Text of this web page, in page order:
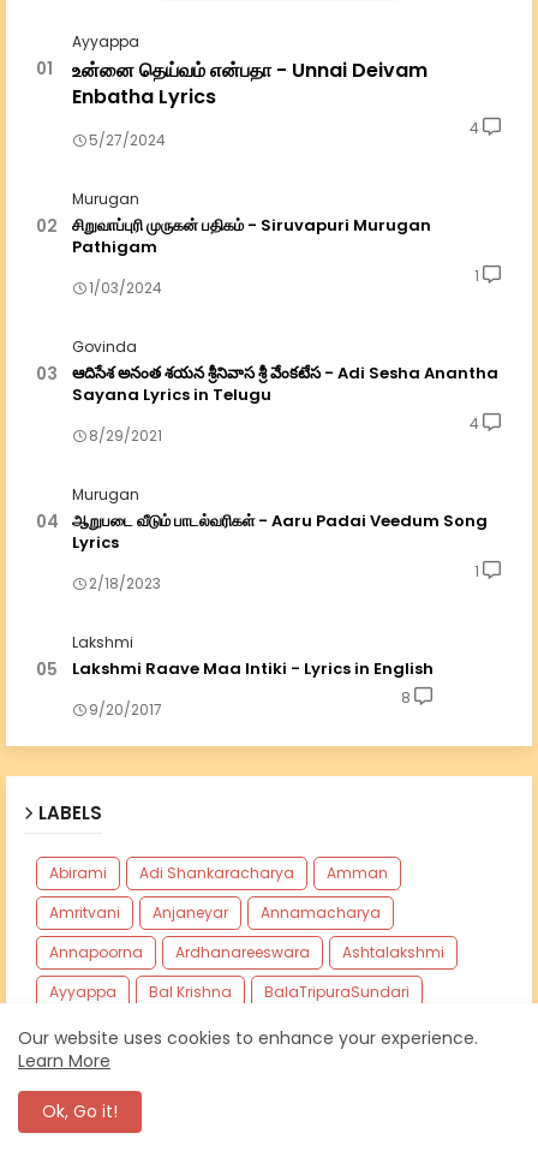
Ayyappa
உன்னை தெய்வம் என்பதா - Unnai Deivam
Enbatha Lyrics
5/27/2024
4
Murugan
சிறுவாப்புரி முருகன் பதிகம் - Siruvapuri Murugan
Pathigam
1/03/2024
1
Govinda
ఆదిసేశ అనంత శయన శ్రీనివాస శ్రీ వేంకటేస - Adi Sesha Anantha
Sayana Lyrics in Telugu
8/29/2021
4
Murugan
ஆறுபடை வீடும் பாடல்வரிகள் - Aaru Padai Veedum Song
Lyrics
2/18/2023
1
Lakshmi
Lakshmi Raave Maa Intiki - Lyrics in English
9/20/2017
8
LABELS
Abirami Adi Shankaracharya
Amman
Amritvani
Anjaneyar
Annamacharya
Annapoorna
Ardhanareeswara
Ashtalakshmi
Ayyappa
Bal Krishna
BalaTripuraSundari
Bengali
Bhujangam
Chamundeshwari
Chotanikkarai Amman
Durga English
Our website uses cookies to enhance your experience.
Learn More
Ok, Go it!